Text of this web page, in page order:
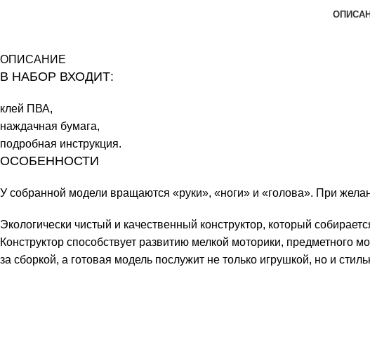
ОПИСАНИЕ
В НАБОР ВХОДИТ:
клей ПВА,
наждачная бумага,
подробная инструкция.
ОСОБЕННОСТИ
У собранной модели вращаются «руки», «ноги» и «голова». При
Экологически чистый и качественный конструктор, который
Конструктор способствует развитию мелкой моторики,
за сборкой, а готовая модель послужит не только игрушкой, но и